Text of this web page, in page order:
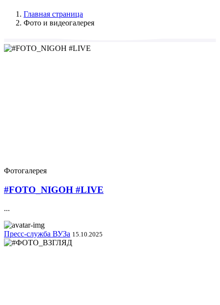
Главная страница
Фото и видеогалерея
Фотогалерея
#FOTO_NIGOH #LIVE
...
Пресс-служба ВУЗа 15.10.2025